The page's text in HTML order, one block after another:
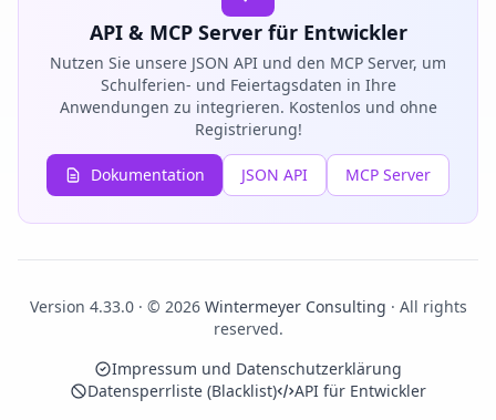
API & MCP Server für Entwickler
Nutzen Sie unsere JSON API und den MCP Server, um
Schulferien- und Feiertagsdaten in Ihre
Anwendungen zu integrieren. Kostenlos und ohne
Registrierung!
Dokumentation JSON API MCP Server
Version 4.33.0 · © 2026 Wintermeyer Consulting · All rights
reserved.
Impressum und Datenschutzerklärung
Datensperrliste (Blacklist)
API für Entwickler